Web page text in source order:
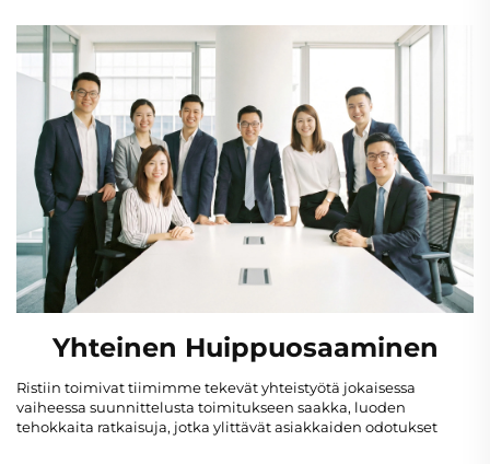
Yhteinen Huippuosaaminen
Ristiin toimivat tiimimme tekevät yhteistyötä jokaisessa
vaiheessa suunnittelusta toimitukseen saakka, luoden
tehokkaita ratkaisuja, jotka ylittävät asiakkaiden odotukset